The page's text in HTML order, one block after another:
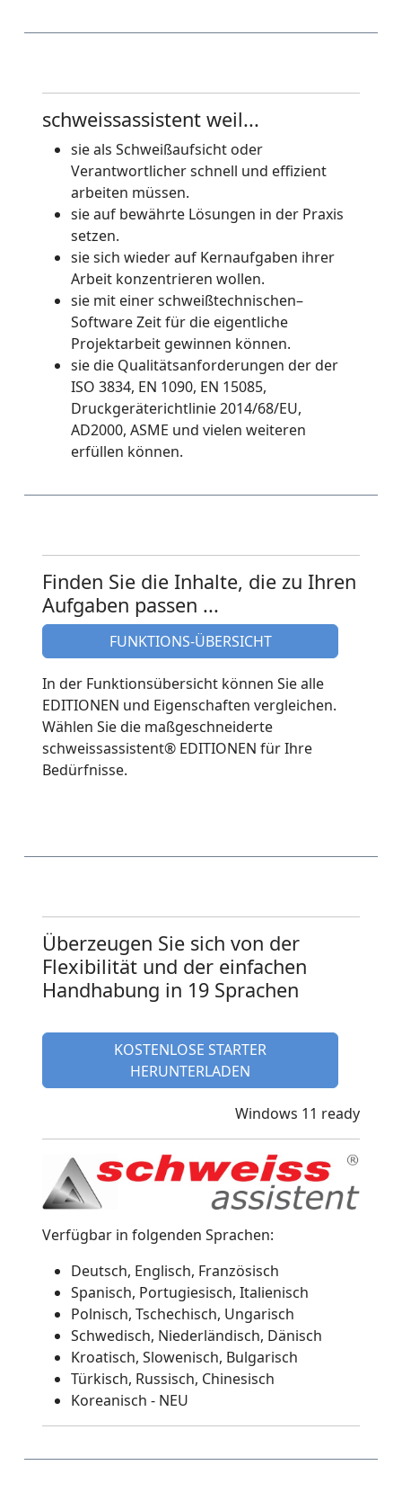
schweissassistent weil...
sie als Schweißaufsicht oder
Verantwortlicher schnell und effizient
arbeiten müssen.
sie auf bewährte Lösungen in der Praxis
setzen.
sie sich wieder auf Kernaufgaben ihrer
Arbeit konzentrieren wollen.
sie mit einer schweißtechnischen–
Software Zeit für die eigentliche
Projektarbeit gewinnen können.
sie die Qualitätsanforderungen der der
ISO 3834, EN 1090, EN 15085,
Druckgeräterichtlinie 2014/68/EU,
AD2000, ASME und vielen weiteren
erfüllen können.
Finden Sie die Inhalte, die zu Ihren
Aufgaben passen ...
FUNKTIONS-ÜBERSICHT
In der Funktionsübersicht können Sie alle
EDITIONEN und Eigenschaften vergleichen.
Wählen Sie die maßgeschneiderte
schweissassistent® EDITIONEN für Ihre
Bedürfnisse.
Überzeugen Sie sich von der
Flexibilität und der einfachen
Handhabung in 19 Sprachen
KOSTENLOSE STARTER
HERUNTERLADEN
Windows 11 ready
Verfügbar in folgenden Sprachen:
Deutsch, Englisch, Französisch
Spanisch, Portugiesisch, Italienisch
Polnisch, Tschechisch, Ungarisch
Schwedisch, Niederländisch, Dänisch
Kroatisch, Slowenisch, Bulgarisch
Türkisch, Russisch, Chinesisch
Koreanisch - NEU